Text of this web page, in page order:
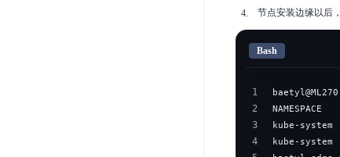
节点安装边缘以后
Bash
1
2
3 kube-
4 kube-